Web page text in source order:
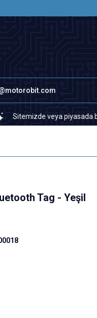
veya piyasada
Tag - Yeşil